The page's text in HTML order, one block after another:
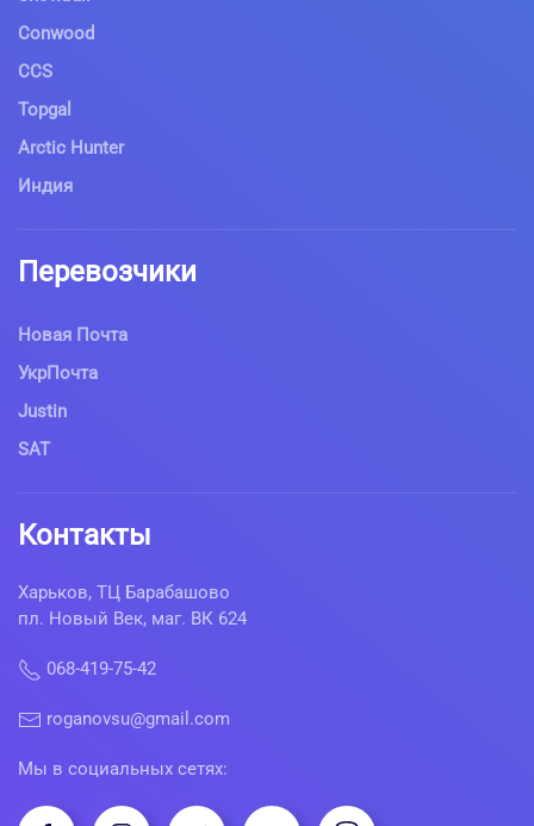
Conwood
CCS
Topgal
Arctic Hunter
Индия
Перевозчики
Новая Почта
УкрПочта
Justin
SAT
Контакты
Харьков, ТЦ Барабашово
пл. Новый Век, маг. ВК 624
068-419-75-42
roganovsu@gmail.com
Мы в социальных сетях: